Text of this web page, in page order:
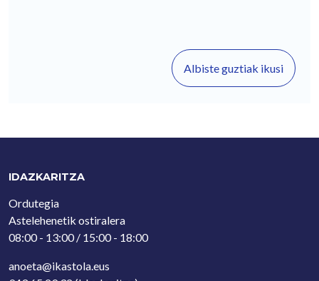
Albiste guztiak ikusi
IDAZKARITZA
Ordutegia
Astelehenetik ostiralera
08:00 - 13:00 / 15:00 - 18:00
anoeta@ikastola.eus